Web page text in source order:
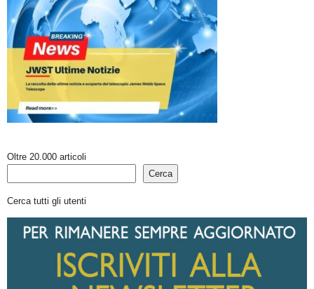
Oltre 20.000 articoli
Cerca
Cerca tutti gli utenti